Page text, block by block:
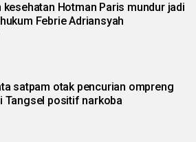
kesehatan Hotman Paris mundur jadi
Febrie Adriansyah
satpam otak pencurian ompreng
Tangsel positif narkoba